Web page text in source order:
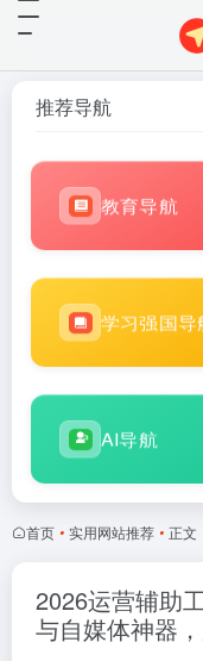
推荐导航
教育导航
学习强国导
AI导航
首页 • 实用网站推荐 • 正文
2026运营辅助
与自媒体神器